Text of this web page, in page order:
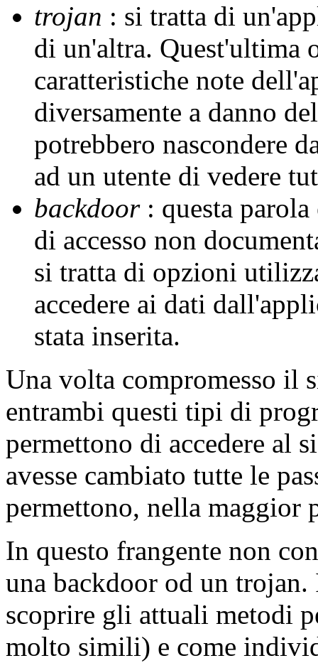
trojan : si tratta di
di un'altra. Quest'ultima
caratteristiche note
diversamente a danno
potrebbero nascondere
ad un utente di vedere
backdoor: questa parola
di accesso non
si tratta di opzioni
accedere ai dati
stata inserita.
Una volta compromesso il
entrambi questi tipi di
permettono di accedere al
avesse cambiato tutte le
permettono, nella maggior
In questo frangente non
una backdoor od un
scoprire gli attuali metodi
molto simili) e come